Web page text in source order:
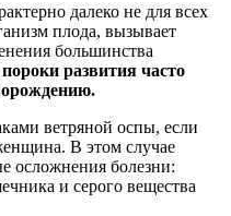
далеко не для всех
плода, вызывает
большинства
развития часто
ветряной оспы, если
В этом случае
осложнения болезни:
и серого вещества